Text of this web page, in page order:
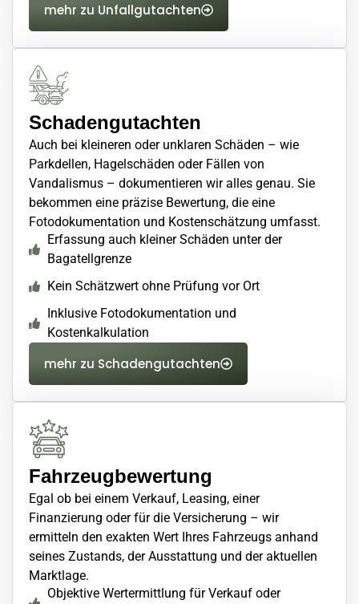
mehr zu Unfallgutachten
Schadengutachten
Auch bei kleineren oder unklaren Schäden – wie
Parkdellen, Hagelschäden oder Fällen von
Vandalismus – dokumentieren wir alles genau. Sie
bekommen eine präzise Bewertung, die eine
Fotodokumentation und Kostenschätzung umfasst.
Erfassung auch kleiner Schäden unter der
Bagatellgrenze
Kein Schätzwert ohne Prüfung vor Ort
Inklusive Fotodokumentation und
Kostenkalkulation
mehr zu Schadengutachten
Fahrzeugbewertung
Egal ob bei einem Verkauf, Leasing, einer
Finanzierung oder für die Versicherung – wir
ermitteln den exakten Wert Ihres Fahrzeugs anhand
seines Zustands, der Ausstattung und der aktuellen
Marktlage.
Objektive Wertermittlung für Verkauf oder